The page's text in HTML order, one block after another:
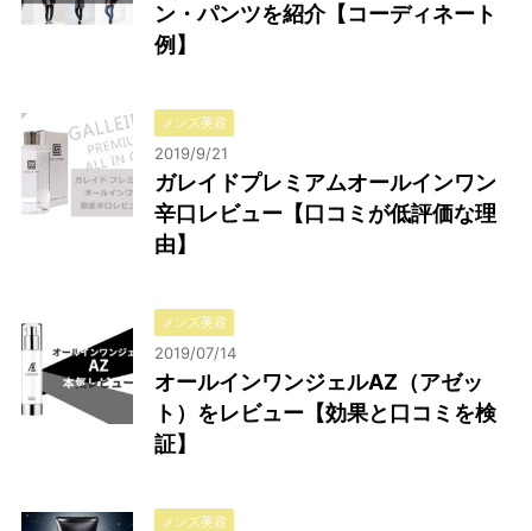
ン・パンツを紹介【コーディネート
例】
メンズ美容
2019/9/21
ガレイドプレミアムオールインワン
辛口レビュー【口コミが低評価な理
由】
メンズ美容
2019/07/14
オールインワンジェルAZ（アゼッ
ト）をレビュー【効果と口コミを検
証】
メンズ美容